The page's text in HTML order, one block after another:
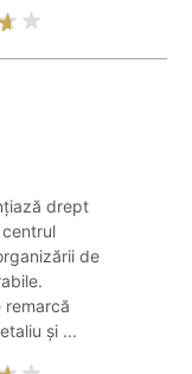
drept
de
remarcă
și ...